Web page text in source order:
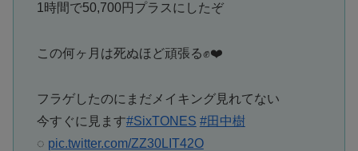
1時間で50,700円プラスにしたぞ
この何ヶ月は死ぬほど頑張る✊❤️‍
フラゲしたのにまだメイキング見れてない
今すぐに見ます#SixTONES #田中樹
◌ pic.twitter.com/ZZ30LIT42O